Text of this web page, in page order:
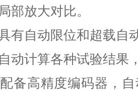
部放大对比。
有自动限位和超载自
动计算各种试验结果
备高精度编码器，